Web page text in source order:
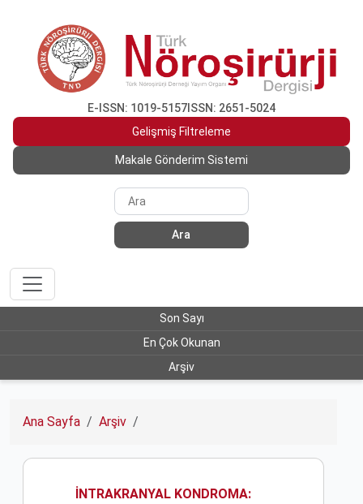
E-ISSN: 1019-5157 ISSN: 2651-5024
Gelişmiş Filtreleme
Makale Gönderim Sistemi
Ara
Son Sayı
En Çok Okunan
Arşiv
Ana Sayfa Arşiv
İNTRAKRANYAL KONDROMA: